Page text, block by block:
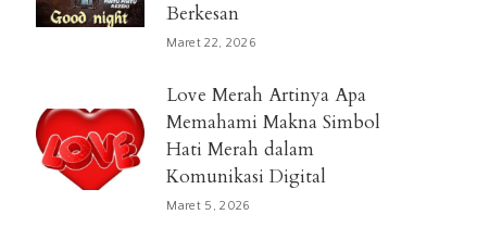
Berkesan
Maret 22, 2026
Love Merah Artinya Apa
Memahami Makna Simbol
Hati Merah dalam
Komunikasi Digital
Maret 5, 2026